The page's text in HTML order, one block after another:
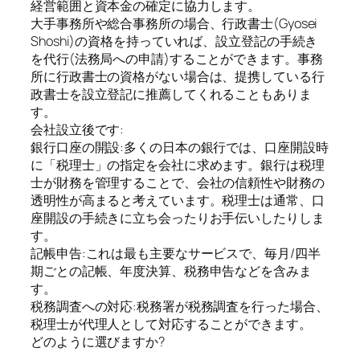
経営範囲と資本金の確定に協力します。
大手事務所や総合事務所の場合、行政書士(Gyosei
Shoshi)の資格を持っていれば、設立登記の手続き
を代行(法務局への申請)することができます。事務
所に行政書士の資格がない場合は、提携している行
政書士を設立登記に推薦してくれることもありま
す。
会社設立後です:
銀行口座の開設:多くの日本の銀行では、口座開設時
に「税理士」の指定を会社に求めます。銀行は税理
士が財務を管理することで、会社の信頼性や財務の
透明性が高まると考えています。税理士は通常、口
座開設の手続きに立ち会ったりお手伝いしたりしま
す。
記帳申告:これは最も主要なサービスで、毎月/四半
期ごとの記帳、年度決算、税務申告などを含みま
す。
税務調査への対応:税務署が税務調査を行った場合、
税理士が代理人として対応することができます。
どのように選びますか?